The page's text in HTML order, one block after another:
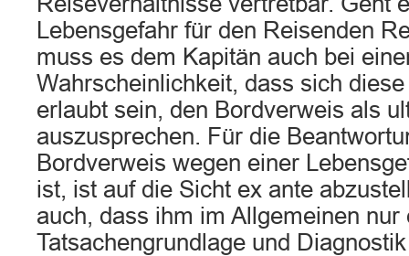
Lebensgefahr für den Reisenden
muss es dem Kapitän auch bei
Wahrscheinlichkeit, dass sich
erlaubt sein, den Bordverweis als
auszusprechen. Für die
Bordverweis wegen einer
ist, ist auf die Sicht ex ante
auch, dass ihm im Allgemeinen nur
Tatsachengrundlage und